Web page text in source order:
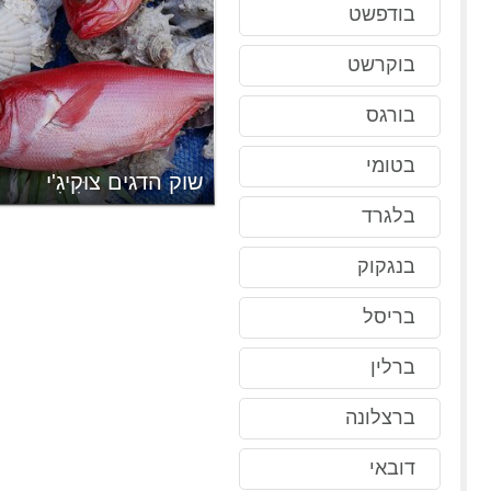
בודפשט
בוקרשט
בורגס
בטומי
בלגרד
בנגקוק
בריסל
ברלין
ברצלונה
דובאי
שוק הדגים צוּקִיגִ'י